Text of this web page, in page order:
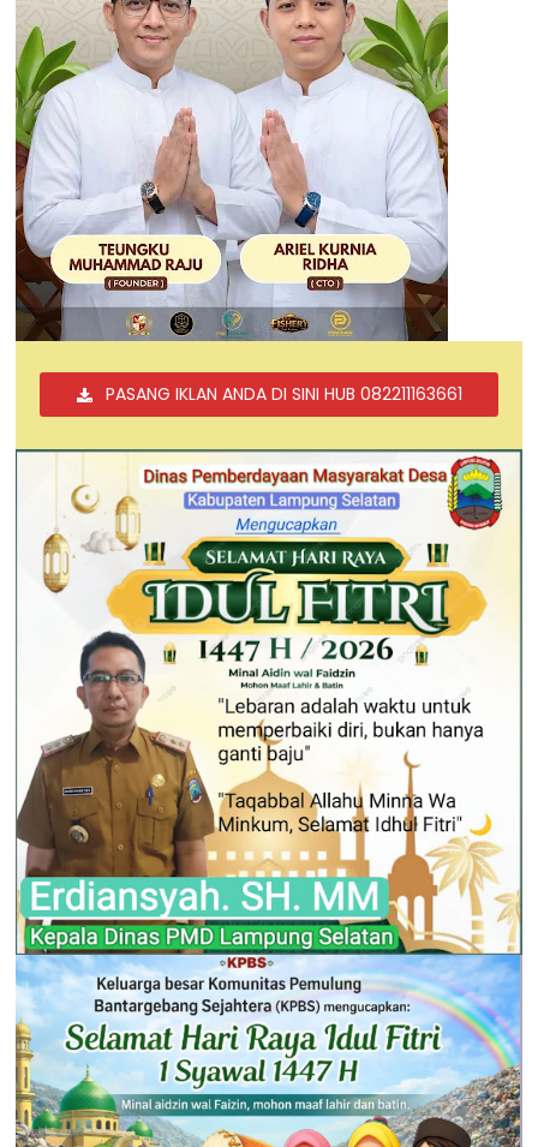
PASANG IKLAN ANDA DI SINI HUB 082211163661